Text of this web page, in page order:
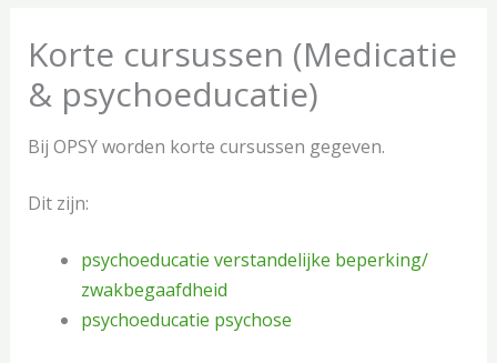
Korte cursussen (Medicatie
& psychoeducatie)
Bij OPSY worden korte cursussen gegeven.
Dit zijn:
psychoeducatie verstandelijke beperking/
zwakbegaafdheid
psychoeducatie psychose